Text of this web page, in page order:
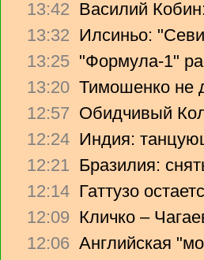
13:42 Василий
13:32 Илсиньо:
13:25 "Формула-1"
13:20 Тимошенко не
12:57 Обидчивый
12:24 Индия:
12:21 Бразилия:
12:14 Гаттузо
12:09 Кличко –
12:06 Английская